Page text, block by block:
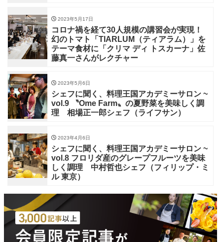
2023年5月17日
コロナ禍を経て30人規模の講習会が実現！
幻のトマト「TIARLUM（ティアラム）」を
テーマ食材に「クリマ ディ トスカーナ」佐
藤真一さんがレクチャー
2023年5月6日
シェフに聞く、料理王国アカデミーサロン ~
vol.9 〝Ome Farm〟の夏野菜を美味しく調
理 相場正一郎シェフ（ライフサン）
2023年4月6日
シェフに聞く、料理王国アカデミーサロン ~
vol.8 フロリダ産のグレープフルーツを美味
しく調理 中村哲也シェフ（フィリップ・ミ
ル 東京）